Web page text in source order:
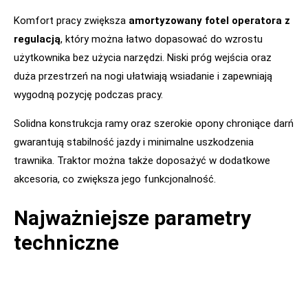
Komfort pracy zwiększa amortyzowany fotel operatora z
regulacją, który można łatwo dopasować do wzrostu
użytkownika bez użycia narzędzi. Niski próg wejścia oraz
duża przestrzeń na nogi ułatwiają wsiadanie i zapewniają
wygodną pozycję podczas pracy.
Solidna konstrukcja ramy oraz szerokie opony chroniące darń
gwarantują stabilność jazdy i minimalne uszkodzenia
trawnika. Traktor można także doposażyć w dodatkowe
akcesoria, co zwiększa jego funkcjonalność.
Najważniejsze parametry
techniczne